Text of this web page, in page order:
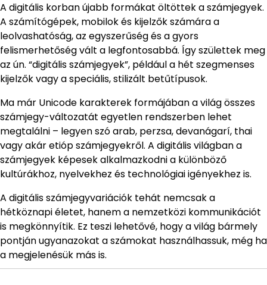
A digitális korban újabb formákat öltöttek a számjegyek.
A számítógépek, mobilok és kijelzők számára a
leolvashatóság, az egyszerűség és a gyors
felismerhetőség vált a legfontosabbá. Így születtek meg
az ún. “digitális számjegyek”, például a hét szegmenses
kijelzők vagy a speciális, stilizált betűtípusok.
Ma már Unicode karakterek formájában a világ összes
számjegy-változatát egyetlen rendszerben lehet
megtalálni – legyen szó arab, perzsa, devanágarí, thai
vagy akár etióp számjegyekről. A digitális világban a
számjegyek képesek alkalmazkodni a különböző
kultúrákhoz, nyelvekhez és technológiai igényekhez is.
A digitális számjegyvariációk tehát nemcsak a
hétköznapi életet, hanem a nemzetközi kommunikációt
is megkönnyítik. Ez teszi lehetővé, hogy a világ bármely
pontján ugyanazokat a számokat használhassuk, még ha
a megjelenésük más is.